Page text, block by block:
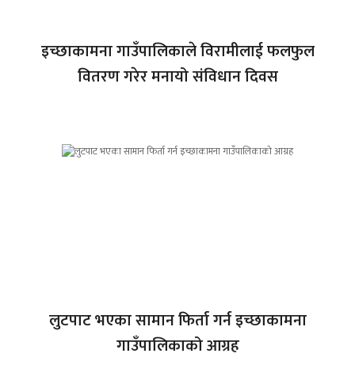
इच्छाकामना गाउँपालिकाले विरामीलाई फलफुल
वितरण गरेर मनायो संविधान दिवस
लुटपाट भएका सामान फिर्ता गर्न इच्छाकामना
गाउँपालिकाको आग्रह